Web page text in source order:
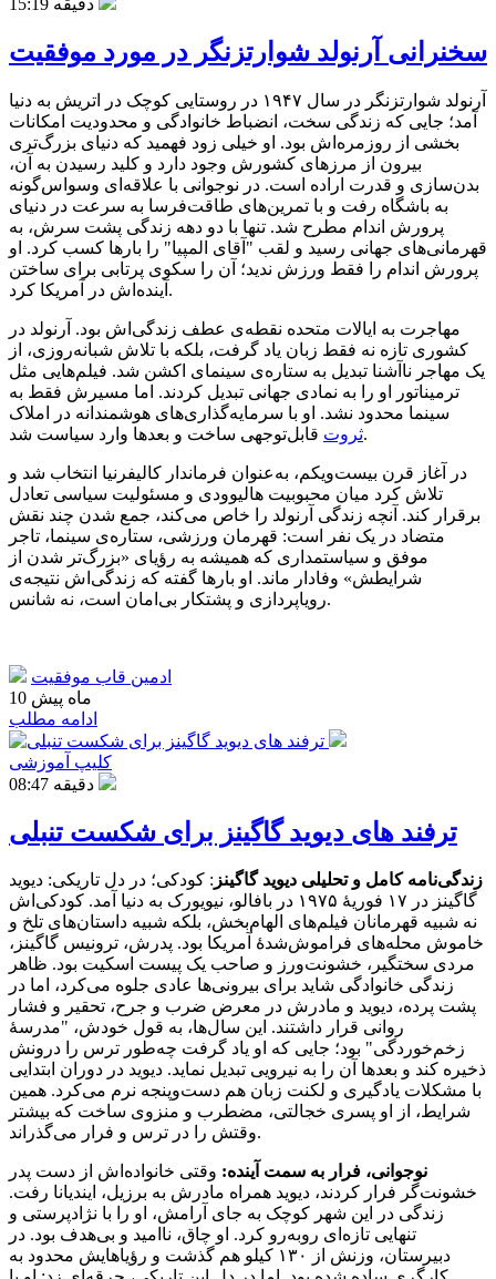
سخنرانی آرنولد شوارتزنگر در مورد موفقیت
آرنولد شوارتزنگر در سال ۱۹۴۷ در روستایی کوچک در اتریش به دنیا
آمد؛ جایی که زندگی سخت، انضباط خانوادگی و محدودیت امکانات
بخشی از روزمره‌اش بود. او خیلی زود فهمید که دنیای بزرگ‌تری
بیرون از مرزهای کشورش وجود دارد و کلید رسیدن به آن،
بدن‌سازی و قدرت اراده است. در نوجوانی با علاقه‌ای وسواس‌گونه
به باشگاه رفت و با تمرین‌های طاقت‌فرسا به سرعت در دنیای
پرورش اندام مطرح شد. تنها با دو دهه زندگی پشت سرش، به
قهرمانی‌های جهانی رسید و لقب "آقای المپیا" را بارها کسب کرد. او
پرورش اندام را فقط ورزش ندید؛ آن را سکوی پرتابی برای ساختن
آینده‌اش در آمریکا کرد.
مهاجرت به ایالات متحده نقطه‌ی عطف زندگی‌اش بود. آرنولد در
کشوری تازه نه فقط زبان یاد گرفت، بلکه با تلاش شبانه‌روزی، از
یک مهاجر ناآشنا تبدیل به ستاره‌ی سینمای اکشن شد. فیلم‌هایی مثل
ترمیناتور او را به نمادی جهانی تبدیل کردند. اما مسیرش فقط به
سینما محدود نشد. او با سرمایه‌گذاری‌های هوشمندانه در املاک
ثروتقابل‌توجهی ساخت و بعدها وارد سیاست شد.
در آغاز قرن بیست‌ویکم، به‌عنوان فرماندار کالیفرنیا انتخاب شد و
تلاش کرد میان محبوبیت هالیوودی و مسئولیت سیاسی تعادل
برقرار کند. آنچه زندگی آرنولد را خاص می‌کند، جمع شدن چند نقش
متضاد در یک نفر است: قهرمان ورزشی، ستاره‌ی سینما، تاجر
موفق و سیاستمداری که همیشه به رؤیای «بزرگ‌تر شدن از
شرایطش» وفادار ماند. او بارها گفته که زندگی‌اش نتیجه‌ی
رویاپردازی و پشتکار بی‌امان است، نه شانس.
ادمین قاب موفقیت
10 ماه پیش
ادامه مطلب
کلیپ آموزشی
ترفند های دیوید گاگینز برای شکست تنبلی
زندگی‌نامه کامل و تحلیلی دیوید گاگینز : کودکی؛ در دل تاریکی: دیوید
گاگینز در ۱۷ فوریهٔ ۱۹۷۵ در بافالو، نیویورک به دنیا آمد. کودکی‌اش
نه شبیه قهرمانان فیلم‌های الهام‌بخش، بلکه شبیه داستان‌های تلخ و
خاموش محله‌های فراموش‌شدهٔ آمریکا بود. پدرش، ترونیس گاگینز،
مردی سختگیر، خشونت‌ورز و صاحب یک پیست اسکیت بود. ظاهر
زندگی خانوادگی شاید برای بیرونی‌ها عادی جلوه می‌کرد، اما در
پشت پرده، دیوید و مادرش در معرض ضرب و جرح، تحقیر و فشار
روانی قرار داشتند. این سال‌ها، به قول خودش، "مدرسهٔ
زخم‌خوردگی" بود؛ جایی که او یاد گرفت چه‌طور ترس را درونش
ذخیره کند و بعدها آن را به نیرویی تبدیل نماید. دیوید در دوران ابتدایی
با مشکلات یادگیری و لکنت زبان هم دست‌وپنجه نرم می‌کرد. همین
شرایط، از او پسری خجالتی، مضطرب و منزوی ساخت که بیشتر
وقتش را در ترس و فرار می‌گذراند.
نوجوانی، فرار به سمت آینده: وقتی خانواده‌اش از دست پدر
خشونت‌گر فرار کردند، دیوید همراه مادرش به برزیل، ایندیانا رفت.
زندگی در این شهر کوچک به جای آرامش، او را با نژادپرستی و
تنهایی تازه‌ای روبه‌رو کرد. او چاق، ناامید و بی‌هدف بود. در
دبیرستان، وزنش از ۱۳۰ کیلو هم گذشت و رؤیاهایش محدود به